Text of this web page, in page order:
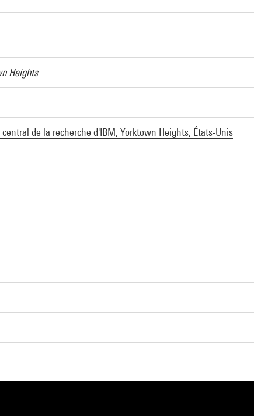
Heights
de la recherche d'IBM, Yorktown Heights, États-Unis